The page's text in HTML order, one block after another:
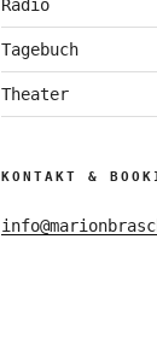
Radio
Tagebuch
Theater
KONTAKT &